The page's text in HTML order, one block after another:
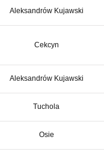
Aleksandrów Kujawski
Cekcyn
Aleksandrów Kujawski
Tuchola
Osie